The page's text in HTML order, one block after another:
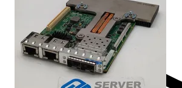
Ersättning om du inte får din vara